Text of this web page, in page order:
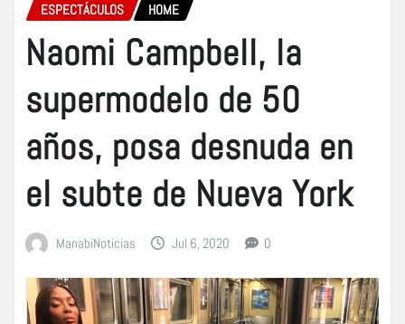
ESPECTÁCULOS HOME
Naomi Campbell, la
supermodelo de 50
años, posa desnuda en
el subte de Nueva York
ManabiNoticias Jul 6, 2020 0